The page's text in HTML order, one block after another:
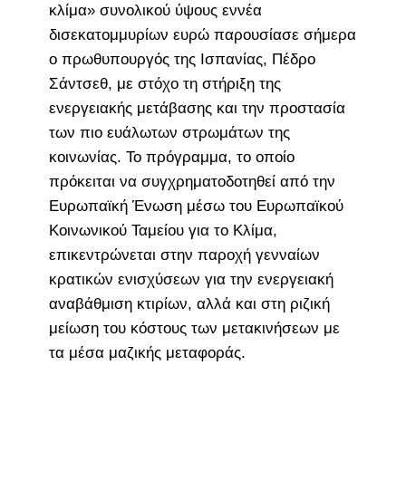
κλίμα» συνολικού ύψους εννέα
δισεκατομμυρίων ευρώ παρουσίασε σήμερα
ο πρωθυπουργός της Ισπανίας, Πέδρο
Σάντσεθ, με στόχο τη στήριξη της
ενεργειακής μετάβασης και την προστασία
των πιο ευάλωτων στρωμάτων της
κοινωνίας. Το πρόγραμμα, το οποίο
πρόκειται να συγχρηματοδοτηθεί από την
Ευρωπαϊκή Ένωση μέσω του Ευρωπαϊκού
Κοινωνικού Ταμείου για το Κλίμα,
επικεντρώνεται στην παροχή γενναίων
κρατικών ενισχύσεων για την ενεργειακή
αναβάθμιση κτιρίων, αλλά και στη ριζική
μείωση του κόστους των μετακινήσεων με
τα μέσα μαζικής μεταφοράς.